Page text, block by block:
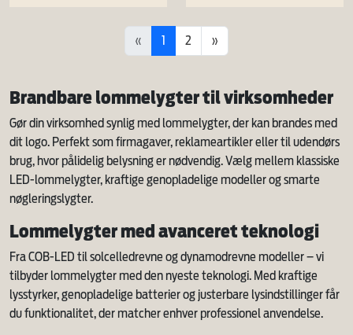
« 1 2 »
Brandbare lommelygter til virksomheder
Gør din virksomhed synlig med lommelygter, der kan brandes med
dit logo. Perfekt som firmagaver, reklameartikler eller til udendørs
brug, hvor pålidelig belysning er nødvendig. Vælg mellem klassiske
LED-lommelygter, kraftige genopladelige modeller og smarte
nøgleringslygter.
Lommelygter med avanceret teknologi
Fra COB-LED til solcelledrevne og dynamodrevne modeller – vi
tilbyder lommelygter med den nyeste teknologi. Med kraftige
lysstyrker, genopladelige batterier og justerbare lysindstillinger får
du funktionalitet, der matcher enhver professionel anvendelse.